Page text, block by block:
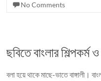
No Comments
ছবিতে বাংলার
বলা হয়ে থাকে মাছে-ভাতে বাঙ্গালী।